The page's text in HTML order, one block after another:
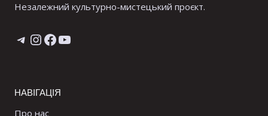
Незалежний культурно-мистецький проєкт.
Telegram
Instagram
Facebook
YouTube
НАВІГАЦІЯ
Про нас